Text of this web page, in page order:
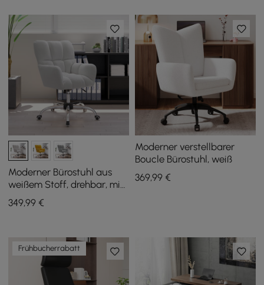
Moderner Bürostuhl aus
weißem Stoff, drehbar, mit
verstellbarer Höhe
349,99 €
Moderner verstellbarer
Boucle Bürostuhl, weiß
369,99€
Frühbucherrabatt